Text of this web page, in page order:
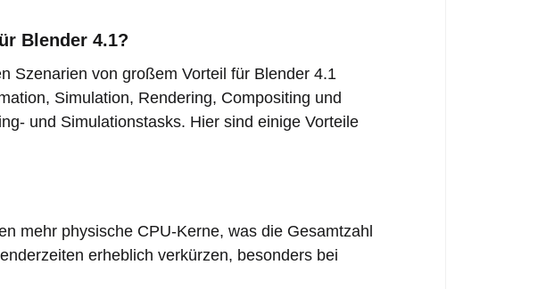
Blender 4.1?
Szenarien von großem Vorteil für Blender 4.1
Simulation, Rendering, Compositing und
und Simulationstasks. Hier sind einige Vorteile
mehr physische CPU-Kerne, was die Gesamtzahl
erheblich verkürzen, besonders bei